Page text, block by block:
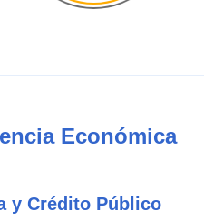
Económica
y Crédito Público